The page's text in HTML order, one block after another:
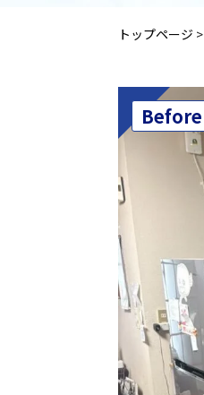
トップページ >
Before